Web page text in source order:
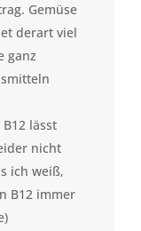
Gemüse
derart viel
ganz
lässt
nicht
ich weiß,
B12 immer